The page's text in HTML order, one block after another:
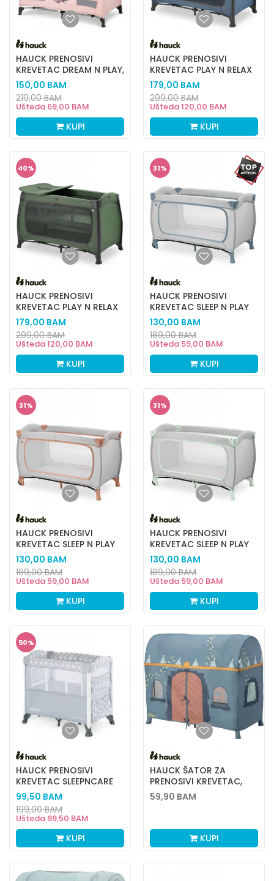
HAUCK PRENOSIVI
KREVETAC DREAM N PLAY,
MINNIE
150,00 BAM
Ušteda 69,00 BAM
219,00BAM
KUPI
HAUCK PRENOSIVI
KREVETAC PLAY N RELAX
CENTER, BLUE
179,00 BAM
Ušteda120,00 BAM
299,00BAM
KUPI
40%
HAUCK PRENOSIVI
KREVETAC PLAY N RELAX
CENTER,GREEN
179,00 BAM
Ušteda120,00 BAM
299,00BAM
KUPI
31%
HAUCK PRENOSIVI
KREVETAC SLEEP N PLAY
GO PLUS,BLUE
130,00 BAM
Ušteda 59,00 BAM
189,00BAM
KUPI
31%
HAUCK PRENOSIVI
KREVETAC SLEEP N PLAY
GO PLUS,CORK
130,00 BAM
Ušteda 59,00 BAM
189,00BAM
KUPI
31%
HAUCK PRENOSIVI
KREVETAC SLEEP N PLAY
GO PLUS,MINT
130,00 BAM
Ušteda 59,00 BAM
189,00BAM
KUPI
50%
HAUCK PRENOSIVI
KREVETAC SLEEPNCARE
PLUS,TEDDYGREY
99,50 BAM
Ušteda 99,50 BAM
199,00BAM
KUPI
HAUCK ŠATOR ZA
PRENOSIVI KREVETAC,
PALACE
59,90 BAM
KUPI